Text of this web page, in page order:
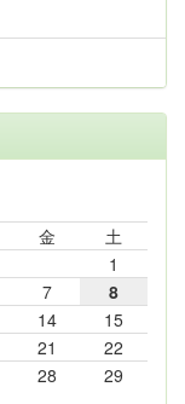
金
土
1
7
8
14
15
21
22
28
29